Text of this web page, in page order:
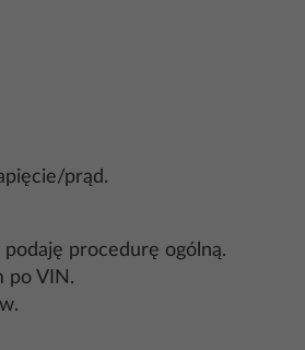
prąd.
procedurę ogólną.
po VIN.